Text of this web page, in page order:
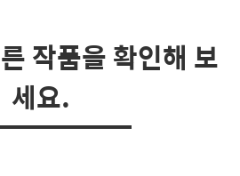
작품을 확인해 보
세요.